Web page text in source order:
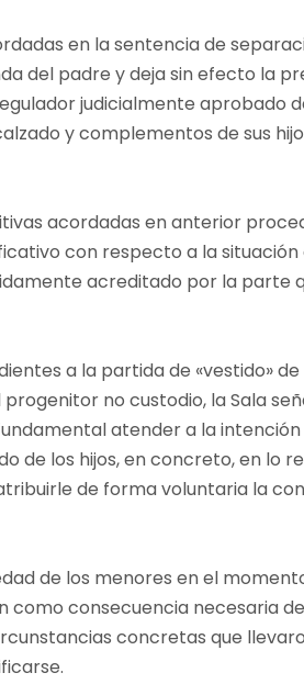
en la sentencia de
del padre y deja sin efecto la
judicialmente aprobado
y complementos de sus
acordadas en anterior
con respecto a la
acreditado por la parte
a la partida de «vestido» de
no custodio, la Sala
atender a la intención
de los hijos, en concreto, en lo
de forma voluntaria la
de los menores en el
consecuencia necesaria
concretas que